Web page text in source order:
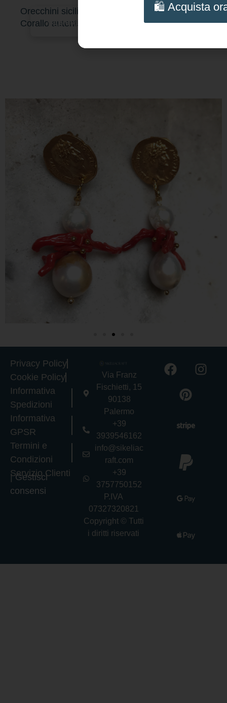
Orecchini siciliani con perle barocche, rami di
Corallo autentico e gancio a Stella.
Aggiungi al carrello
Privacy Policy
Cookie Policy
Informativa
Spedizioni
Informativa
GPSR
Termini e
Condizioni
Servizio Clienti
|Gestisci
consensi
Via Franz
Fischietti, 15
90138
Palermo
+39
3939546162
info@sikeliac
raft.com
+39
3757750152
P.IVA
07327320821
Copyright © Tutti
i diritti riservati
🛍️ Acquista